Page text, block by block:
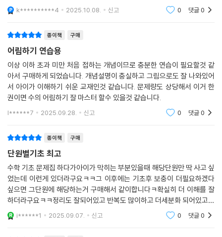
을 잡아가는데 많은 도움이 되었습니다.
k**********4 2025.10.08. 신고 0 댓글0
종이책 구매
어림하기 연습용
이상 이하 초과 미만 처음 접하는 개념이므로 충분한 연습이 필요할것 같
아서 구매하게 되었습니다. 개념설명이 충실하고 그림으로도 잘 나와있어
서 아이가 이해하기 쉬운 교재인것 같습니다. 문제량도 상당해서 이거 한
권이면 수의 어림하기 잘 마스터 할수 있을것 같습니다.
l******7 2025.09.28. 신고 0 댓글0
종이책 구매
단원별기초 최고
수학 기초 문제집 하다가아이가 막히는 부분있을때 해당단원만 딱 사고 싶
었는데 이런게 있더라구요ㅋㅋ그 이후에는 기초후 보충이 더필요하겠다
싶으면 그단원에 해당하는거 구매해서 같이합니다ㅋ확실히 더 이해를 잘
하더라구요ㅋㅋ정리도 잘되어있고 반복도 많이하고 더세분화 되어있고ㅋ
좋아요i******1 2025.09.07. 신고 0 댓글0